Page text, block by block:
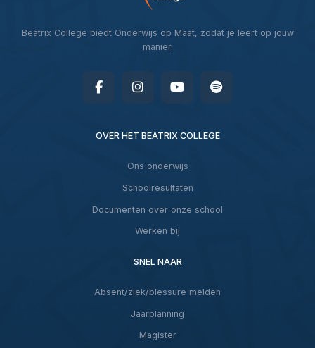
Beatrix College biedt Onderwijs op Maat, zodat je leert op jouw
manier.
OVER HET BEATRIX COLLEGE
Ons onderwijs
Schoolresultaten
Documenten over onze school
Werken bij
SNEL NAAR
Absent/ziek/blessure melden
Jaarplanning
Magister